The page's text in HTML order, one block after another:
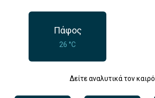
Πάφος
26 °C
Δείτε αναλυτικά τον καιρό